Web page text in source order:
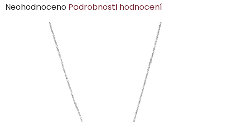
Průměrné
Neohodnoceno Podrobnosti hodnocení